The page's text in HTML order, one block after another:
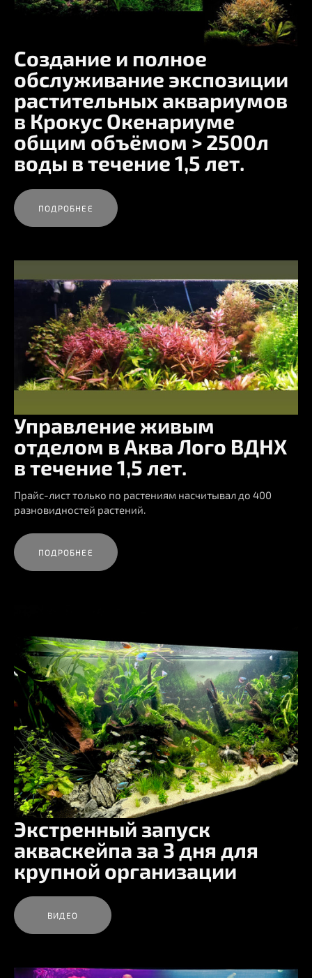
Создание и полное
обслуживание экспозиции
растительных аквариумов
в Крокус Окенариуме
общим объёмом > 2500л
воды в течение 1,5 лет.
ПОДРОБНЕЕ
Управление живым
отделом в Аква Лого ВДНХ
в течение 1,5 лет.
Прайс-лист только по растениям насчитывал до 400
разновидностей растений.
ПОДРОБНЕЕ
Экстренный запуск
акваскейпа за 3 дня для
крупной организации
ВИДЕО